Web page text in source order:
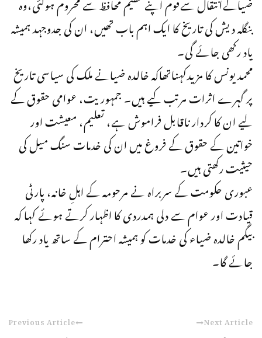
بنگلہ دیش کی تاریخ کا ایک اہم باب تھیں، ان کی جدوجہد ہمیشہ
یاد رکھی جائے گی۔
محمد یونس کا مزیدکہناتھاکہ خالدہ ضیانے ملک کی سیاسی تاریخ
پر گہرے اثرات مرتب کیے ہیں۔ جمہوریت، عوامی حقوق کے
لیے ان کا کردار ناقابل فراموش ہے، تعلیم، معیشت اور
خواتین کے حقوق کے فروغ میں ان کی خدمات سنگ میل کی
حیثیت رکھتی ہیں۔
عبوری حکومت کے سربراہ نے مرحومہ کے اہلِ خانہ، پارٹی
قیادت اور عوام سے دلی ہمدردی کا اظہار کرتے ہوئے کہا کہ
بیگم خالدہ ضیاء کی خدمات کو ہمیشہ احترام کے ساتھ یاد رکھا
جائے گا۔
Previous Article Next Article